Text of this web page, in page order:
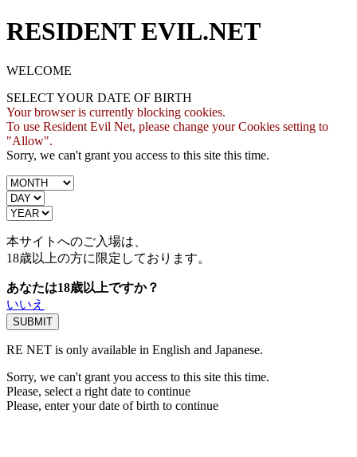
RESIDENT EVIL.NET
WELCOME
SELECT YOUR DATE OF BIRTH
Your browser is currently blocking cookies.
To use Resident Evil Net, please change your Cookies setting to
"Allow".
Sorry, we can't grant you access to this site this time.
本サイトへのご入場は、
18歳以上の方に限定しております。
あなたは18歳以上ですか？
いいえ
RE NET is only available in English and Japanese.
Sorry, we can't grant you access to this site this time.
Please, select a right date to continue
Please, enter your date of birth to continue